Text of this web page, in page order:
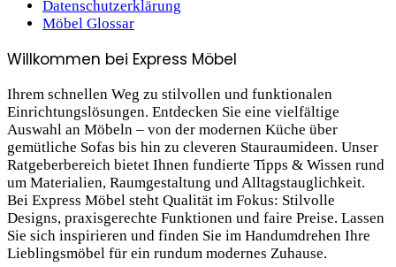
Datenschutzerklärung
Möbel Glossar
Willkommen bei Express Möbel
Ihrem schnellen Weg zu stilvollen und funktionalen
Einrichtungslösungen. Entdecken Sie eine vielfältige
Auswahl an Möbeln – von der modernen Küche über
gemütliche Sofas bis hin zu cleveren Stauraum­ideen. Unser
Ratgeberbereich bietet Ihnen fundierte Tipps & Wissen rund
um Materialien, Raumgestaltung und Alltagstauglichkeit.
Bei Express Möbel steht Qualität im Fokus: Stilvolle
Designs, praxis­gerechte Funktionen und faire Preise. Lassen
Sie sich inspirieren und finden Sie im Handumdrehen Ihre
Lieblings­möbel für ein rundum modernes Zuhause.